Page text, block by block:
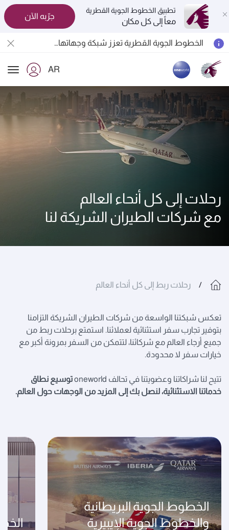
تطبيق الخطوط الجوية القطرية
معاً إلى كل مكان
جرّبه الآن
الخطوط الجوية القطرية تعزز شبكة وجهاتها العالمية لتشمل ما يزيد عن 160 وجهة
18 يونيو 2026: تحديثات خاصة باصطحاب الشواحن المحمولة أثناء السفر
6 أغسطس 2026: الخطوط الجوية القطرية تستأنف رحلاتها الجوية إلى البحرين (BAH) وإربيل (EBL) والكويت (KWI)
AR
رحلات إلى كل أنحاء العالم
مع شركات الطيران الشريكة لنا
رحلات ربط إلى كل أنحاء العالم
تعكس شبكتنا الواسعة من شركات الطيران الشريكة التزامنا
بتوفير تجارب سفر استثنائية لعملائنا. استمتع برحلات ربط من
جميع أرجاء العالم مع شركائنا، لتتمكن من السفر بمرونة أكبر مع
خيارات سفر لا محدودة.
تتيح لنا شراكاتنا وعضويتنا في تحالف oneworld
توسيع نطاق
خدماتنا الاستثنائية، لنصل بك إلى المزيد من الوجهات حول العالم.
الخطوط الجوية البريطانية
والخطوط الجوية الإيبيرية